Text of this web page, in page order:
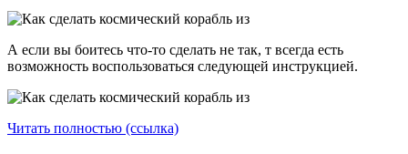
А если вы боитесь что-то сделать не так, т всегда есть
возможность воспользоваться следующей инструкцией.
Читать полностью (ссылка)